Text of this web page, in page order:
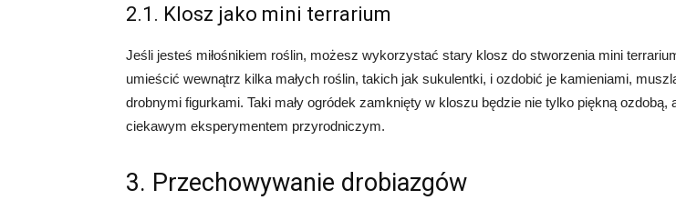
2.1. Klosz jako mini terrarium
Jeśli jesteś miłośnikiem roślin, możesz wykorzystać stary klosz do stworzenia mini
umieścić wewnątrz kilka małych roślin, takich jak sukulentki, i ozdobić je kamieniami,
drobnymi figurkami. Taki mały ogródek zamknięty w kloszu będzie nie tylko piękną ozdobą,
ciekawym eksperymentem przyrodniczym.
3. Przechowywanie drobiazgów